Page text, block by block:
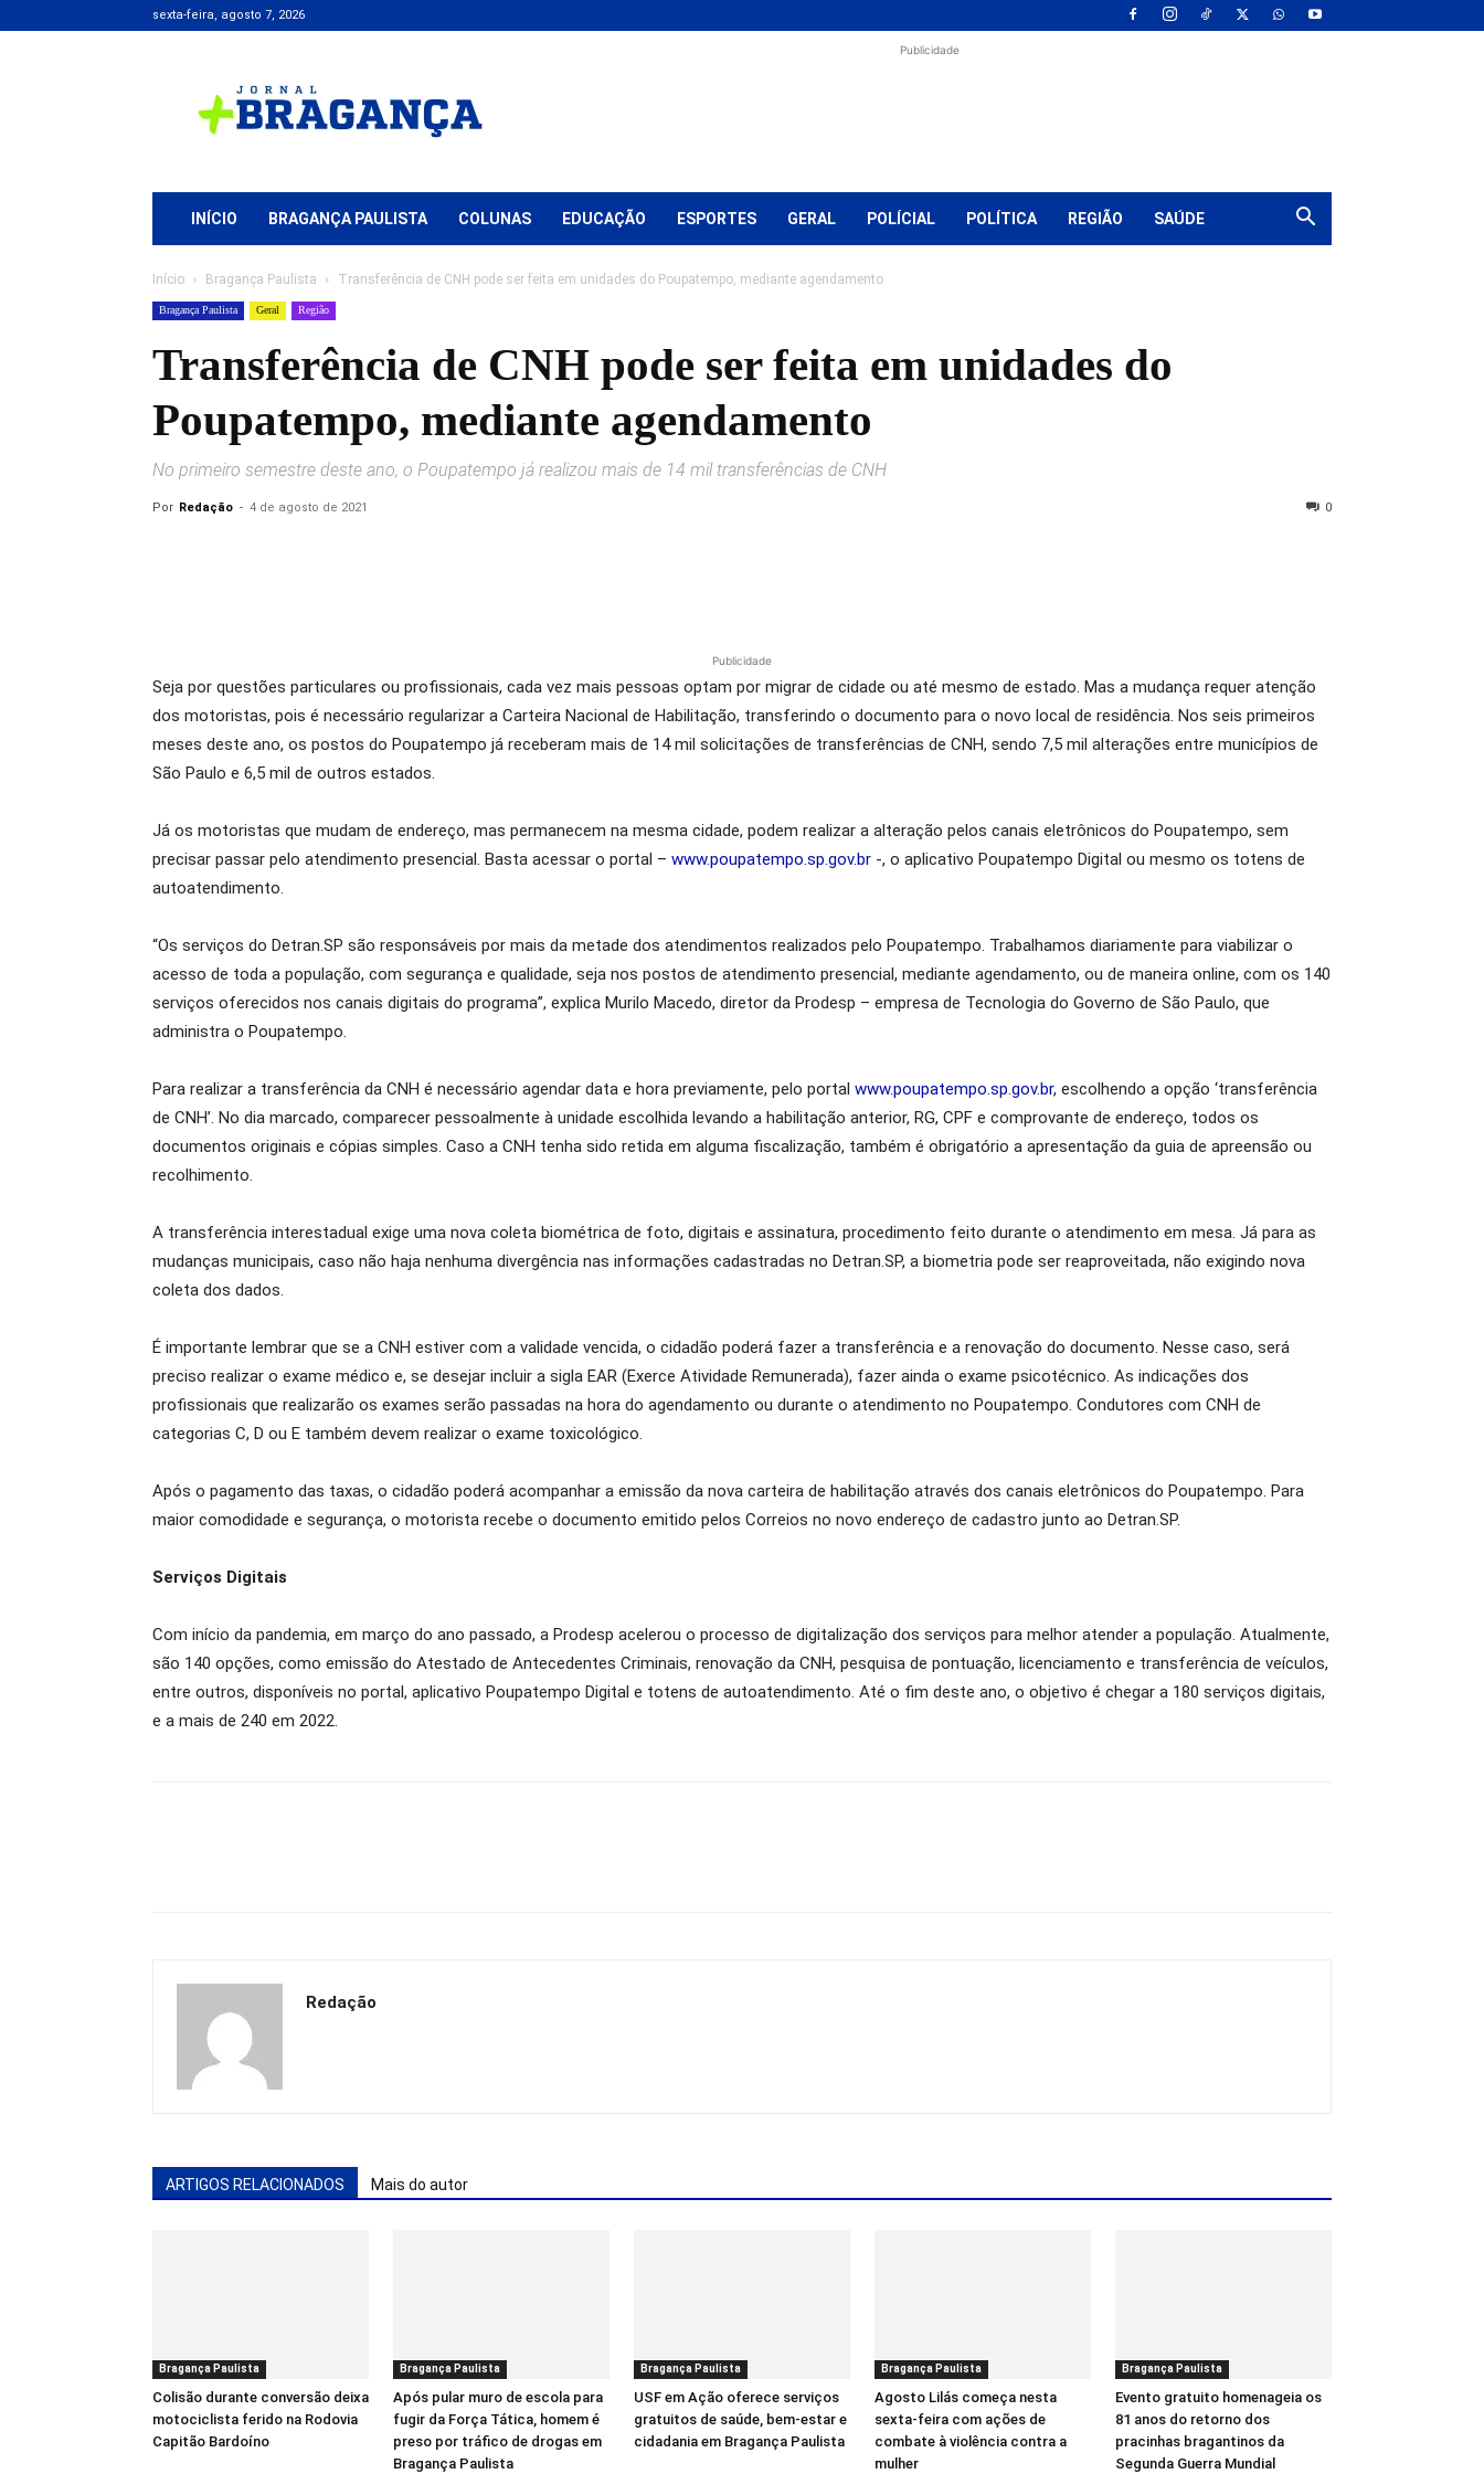
sexta-feira, agosto 7, 2026
+
Bragança
Publicidade
INÍCIO BRAGANÇA PAULISTA COLUNAS EDUCAÇÃO ESPORTES GERAL POLÍCIAL POLÍTICA REGIÃO SAÚDE
Início Bragança Paulista Transferência de CNH pode ser feita em unidades do Poupatempo, mediante agendamento
Bragança Paulista Geral Região
Transferência de CNH pode ser feita em unidades do
Poupatempo, mediante agendamento
No primeiro semestre deste ano, o Poupatempo já realizou mais de 14 mil transferências de CNH
Por Redação - 4 de agosto de 2021 0
Publicidade
Seja por questões particulares ou profissionais, cada vez mais pessoas optam por migrar de cidade ou até mesmo de estado. Mas a mudança requer atenção
dos motoristas, pois é necessário regularizar a Carteira Nacional de Habilitação, transferindo o documento para o novo local de residência. Nos seis primeiros
meses deste ano, os postos do Poupatempo já receberam mais de 14 mil solicitações de transferências de CNH, sendo 7,5 mil alterações entre municípios de
São Paulo e 6,5 mil de outros estados.
Já os motoristas que mudam de endereço, mas permanecem na mesma cidade, podem realizar a alteração pelos canais eletrônicos do Poupatempo, sem
precisar passar pelo atendimento presencial. Basta acessar o portal – www.poupatempo.sp.gov.br -, o aplicativo Poupatempo Digital ou mesmo os totens de
autoatendimento.
“Os serviços do Detran.SP são responsáveis por mais da metade dos atendimentos realizados pelo Poupatempo. Trabalhamos diariamente para viabilizar o
acesso de toda a população, com segurança e qualidade, seja nos postos de atendimento presencial, mediante agendamento, ou de maneira online, com os 140
serviços oferecidos nos canais digitais do programa”, explica Murilo Macedo, diretor da Prodesp – empresa de Tecnologia do Governo de São Paulo, que
administra o Poupatempo.
Para realizar a transferência da CNH é necessário agendar data e hora previamente, pelo portal www.poupatempo.sp.gov.br, escolhendo a opção ‘transferência
de CNH’. No dia marcado, comparecer pessoalmente à unidade escolhida levando a habilitação anterior, RG, CPF e comprovante de endereço, todos os
documentos originais e cópias simples. Caso a CNH tenha sido retida em alguma fiscalização, também é obrigatório a apresentação da guia de apreensão ou
recolhimento.
A transferência interestadual exige uma nova coleta biométrica de foto, digitais e assinatura, procedimento feito durante o atendimento em mesa. Já para as
mudanças municipais, caso não haja nenhuma divergência nas informações cadastradas no Detran.SP, a biometria pode ser reaproveitada, não exigindo nova
coleta dos dados.
É importante lembrar que se a CNH estiver com a validade vencida, o cidadão poderá fazer a transferência e a renovação do documento. Nesse caso, será
preciso realizar o exame médico e, se desejar incluir a sigla EAR (Exerce Atividade Remunerada), fazer ainda o exame psicotécnico. As indicações dos
profissionais que realizarão os exames serão passadas na hora do agendamento ou durante o atendimento no Poupatempo. Condutores com CNH de
categorias C, D ou E também devem realizar o exame toxicológico.
Após o pagamento das taxas, o cidadão poderá acompanhar a emissão da nova carteira de habilitação através dos canais eletrônicos do Poupatempo. Para
maior comodidade e segurança, o motorista recebe o documento emitido pelos Correios no novo endereço de cadastro junto ao Detran.SP.
Serviços Digitais
Com início da pandemia, em março do ano passado, a Prodesp acelerou o processo de digitalização dos serviços para melhor atender a população. Atualmente,
são 140 opções, como emissão do Atestado de Antecedentes Criminais, renovação da CNH, pesquisa de pontuação, licenciamento e transferência de veículos,
entre outros, disponíveis no portal, aplicativo Poupatempo Digital e totens de autoatendimento. Até o fim deste ano, o objetivo é chegar a 180 serviços digitais,
e a mais de 240 em 2022.
Redação
ARTIGOS RELACIONADOS Mais do autor
Bragança Paulista
Colisão durante conversão deixa
motociclista ferido na Rodovia
Capitão Bardoíno
Bragança Paulista
Após pular muro de escola para
fugir da Força Tática, homem é
preso por tráfico de drogas em
Bragança Paulista
Bragança Paulista
USF em Ação oferece serviços
gratuitos de saúde, bem-estar e
cidadania em Bragança Paulista
Bragança Paulista
Agosto Lilás começa nesta
sexta-feira com ações de
combate à violência contra a
mulher
Bragança Paulista
Evento gratuito homenageia os
81 anos do retorno dos
pracinhas bragantinos da
Segunda Guerra Mundial